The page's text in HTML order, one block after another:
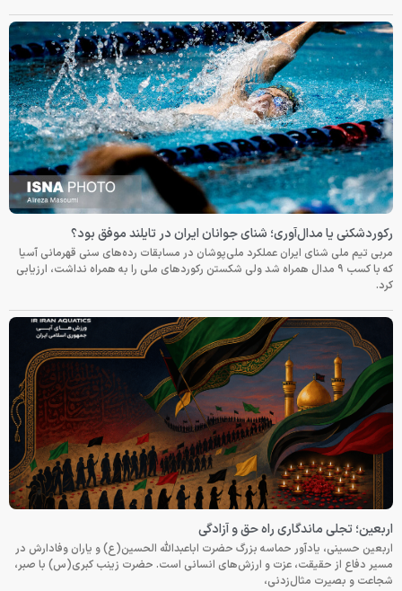
رکوردشکنی یا مدال‌آوری؛ شنای جوانان ایران در تایلند موفق بود؟
مربی تیم ملی شنای ایران عملکرد ملی‌پوشان در مسابقات رده‌های سنی قهرمانی آسیا
که با کسب ۹ مدال همراه شد ولی شکستن رکوردهای ملی را به همراه نداشت، ارزیابی
کرد.
اربعین؛ تجلی ماندگاری راه حق و آزادگی
اربعین حسینی، یادآور حماسه بزرگ حضرت اباعبدالله الحسین(ع) و یاران وفادارش در
مسیر دفاع از حقیقت، عزت و ارزش‌های انسانی است. حضرت زینب کبری(س) با صبر،
شجاعت و بصیرت مثال‌زدنی،